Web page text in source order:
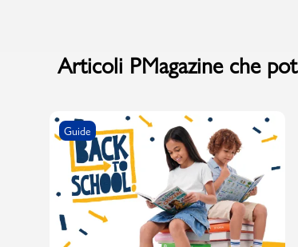
Articoli PMagazine che
Guide